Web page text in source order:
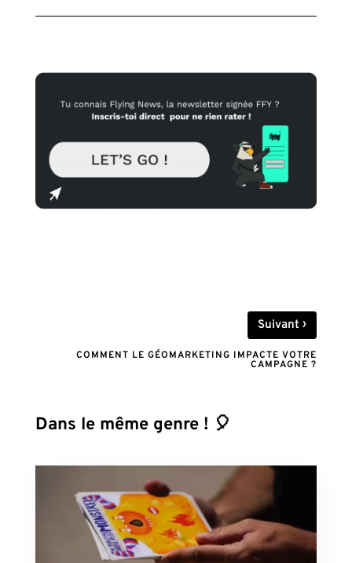
Suivant›
COMMENT LE GÉOMARKETING IMPACTE VOTRE
CAMPAGNE ?
Dans le même genre ! 🎈